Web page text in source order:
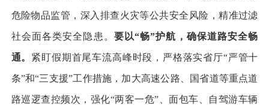
危险物品监管，深入排查火灾等公共安全风险，精准过滤
社会面各类安全隐患。 要以“畅”护航，确保道路安全畅
通。 紧盯假期首尾车流高峰时段，严格落实省厅“严管十
条”和“三支援”工作措施，加大高速公路、国省道等重点道
路巡逻查控频次，强化“两客一危”、面包车、自驾游车辆